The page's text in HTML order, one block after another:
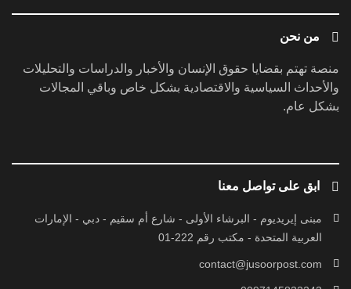
من نحن
منصة تهتم بقضايا حقوق الإنسان والأخبار والدراسات والتحليلات
والأحداث السياسية والاقتصادية بشكل خاص وباقي المجالات
بشكل عام.
ابق على تواصل معنا
مبنى إيريديوم - البرشاء الأولى - شارع أم سقيم - دبي - الإمارات
العربية المتحدة - مكتب رقم 222-01
contact@jusoorpost.com